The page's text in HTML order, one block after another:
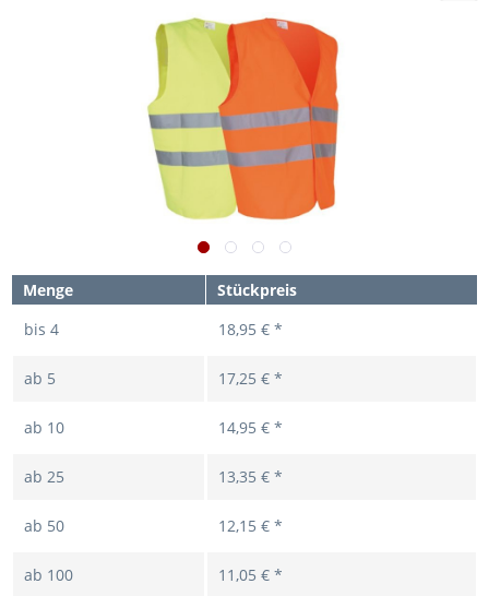
Menge
Stückpreis
bis 4 18,95 € *
ab 5 17,25 € *
ab 10 14,95 € *
ab 25 13,35 € *
ab 50 12,15 € *
ab 100 11,05 € *